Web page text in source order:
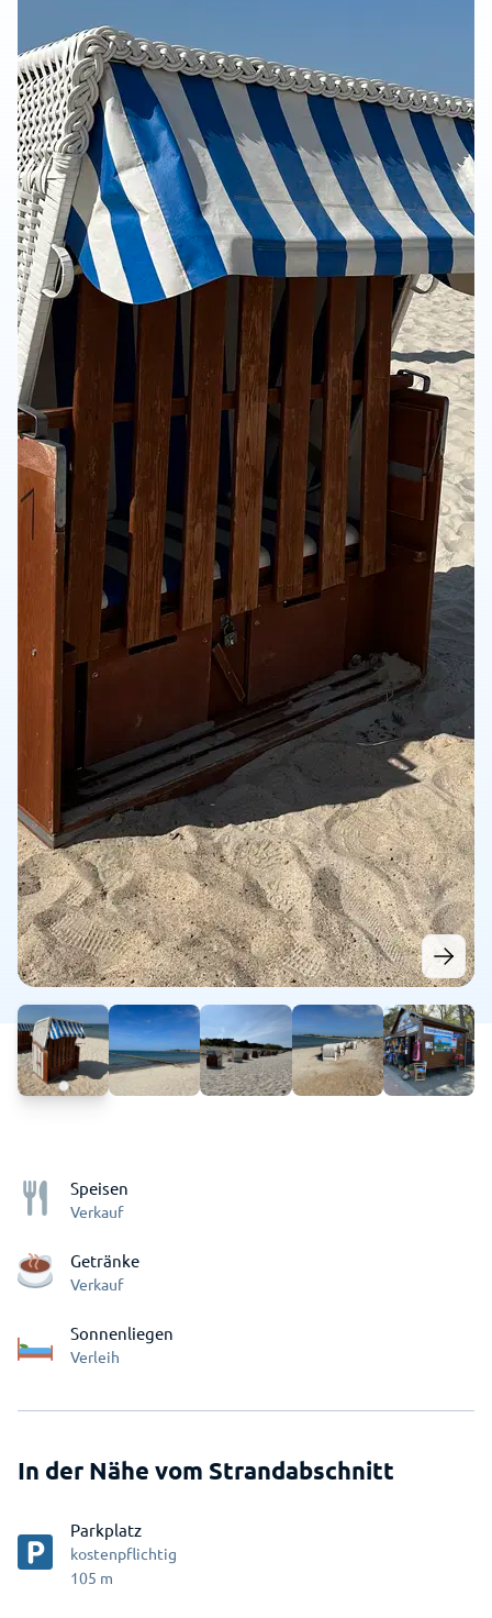
Speisen
Verkauf
Getränke
Verkauf
Sonnenliegen
Verleih
In der Nähe vom Strandabschnitt
Parkplatz
kostenpflichtig
105 m